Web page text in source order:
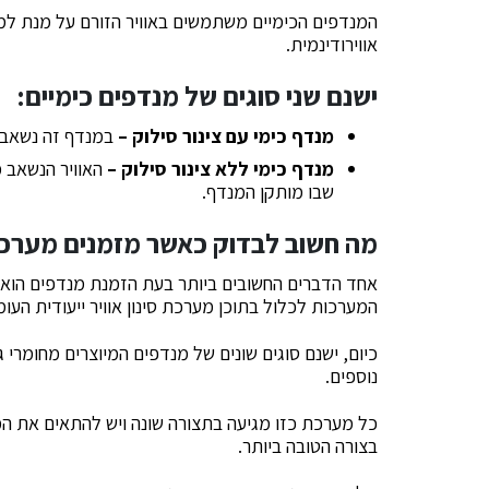
המנדפים הכימיים משתמשים באוויר הזורם על מנת
אווירודינמית.
ישנם שני סוגים של מנדפים כימיים:
מנדף כימי עם צינור סילוק – במנדף זה
מנדף כימי ללא צינור סילוק – האוויר
שבו מותקן המנדף.
מה חשוב לבדוק כאשר מזמנים
אחד הדברים החשובים ביותר בעת הזמנת מנדפים
המערכות לכלול בתוכן מערכת סינון אוויר
כיום, ישנם סוגים שונים של מנדפים המיוצרים
נוספים.
כל מערכת כזו מגיעה בתצורה שונה ויש להתאים
בצורה הטובה ביותר.